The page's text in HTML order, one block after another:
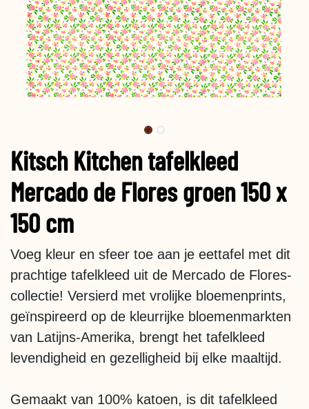
Kitsch Kitchen tafelkleed
Mercado de Flores groen 150 x
150 cm
Voeg kleur en sfeer toe aan je eettafel met dit
prachtige tafelkleed uit de Mercado de Flores-
collectie! Versierd met vrolijke bloemenprints,
geïnspireerd op de kleurrijke bloemenmarkten
van Latijns-Amerika, brengt het tafelkleed
levendigheid en gezelligheid bij elke maaltijd.
Gemaakt van 100% katoen, is dit tafelkleed